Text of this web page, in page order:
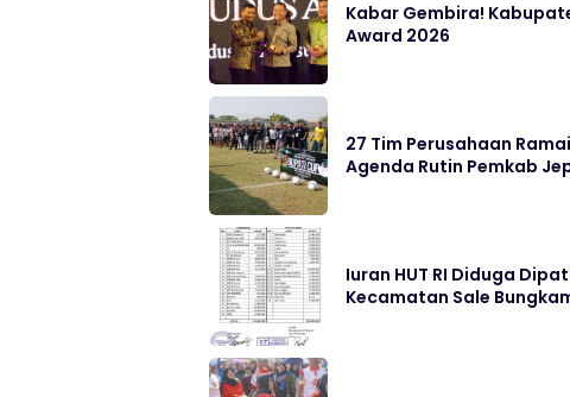
Kabar Gembira!
Award 2026
27 Tim Perusahaan
Agenda Rutin Pemkab
Iuran HUT RI Diduga
Kecamatan Sale